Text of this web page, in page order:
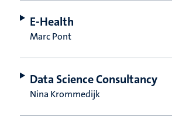
E-Health
Marc Pont
Data Science Consultancy
Nina Krommedijk